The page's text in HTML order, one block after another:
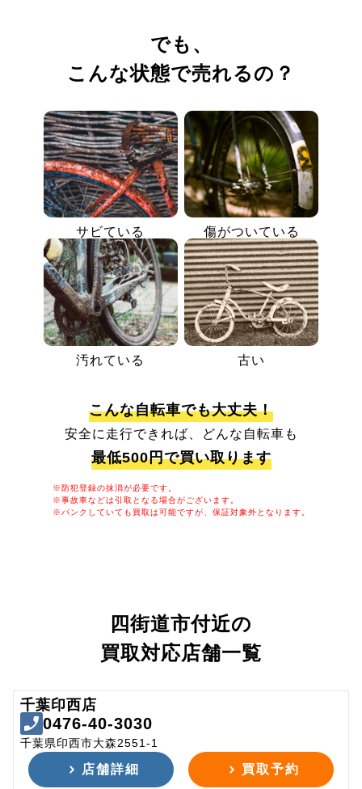
でも、
こんな状態で売れるの？
サビている 傷がついている
汚れている 古い
こんな自転車でも大丈夫！
安全に走行できれば、どんな自転車も
最低500円で買い取ります
※防犯登録の抹消が必要です。
※事故車などは引取となる場合がございます。
※パンクしていても買取は可能ですが、保証対象外となります。
四街道市付近の
買取対応店舗一覧
千葉印西店
0476-40-3030
千葉県印西市大森2551-1
店舗詳細 買取予約